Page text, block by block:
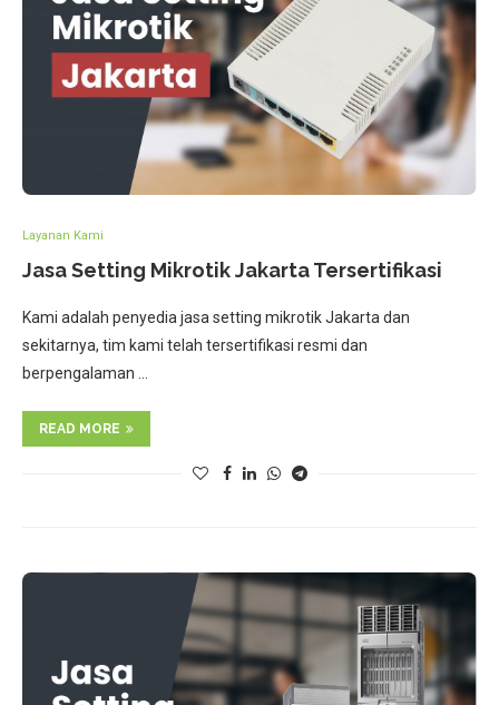
Layanan Kami
Jasa Setting Mikrotik Jakarta Tersertifikasi
Kami adalah penyedia jasa setting mikrotik Jakarta dan
sekitarnya, tim kami telah tersertifikasi resmi dan
berpengalaman …
READ MORE